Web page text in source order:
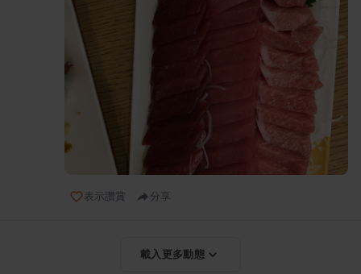
表示讚賞 分享
載入更多動態